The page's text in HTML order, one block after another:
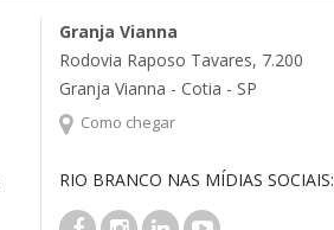
Granja Vianna
Rodovia Raposo Tavares, 7.200
Granja Vianna - Cotia - SP
Como chegar
RIO BRANCO NAS MÍDIAS SOCIAIS: